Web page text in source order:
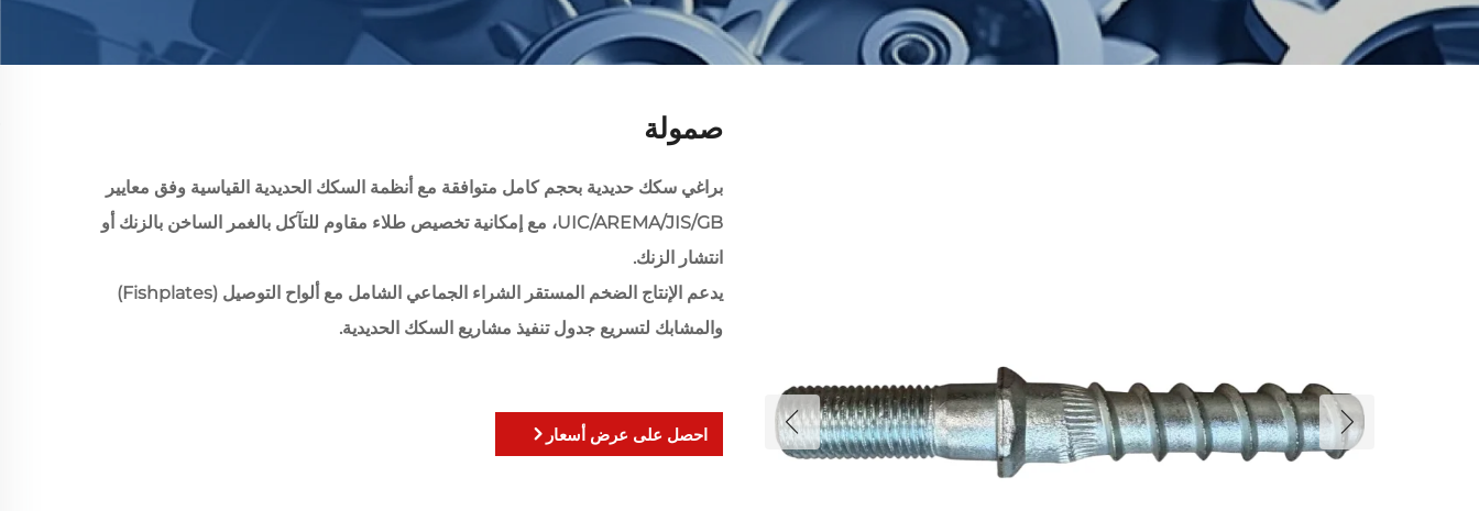
صمولة
براغي سكك حديدية بحجم كامل متوافقة مع أنظمة السكك الحديدية القياسية وفق معايير
UIC/AREMA/JIS/GB، مع إمكانية تخصيص طلاء مقاوم للتآكل بالغمر الساخن بالزنك أو
انتشار الزنك.
يدعم الإنتاج الضخم المستقر الشراء الجماعي الشامل مع ألواح التوصيل (Fishplates)
والمشابك لتسريع جدول تنفيذ مشاريع السكك الحديدية.
احصل على عرض أسعار